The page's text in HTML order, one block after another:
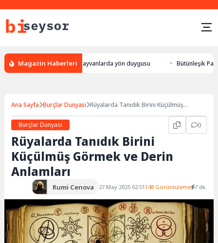
Magazin Haberleri
leylek yön bulması, hayvanlarda yön duygusu Bütünleşik
Ana Sayfa Burçlar Dunyasi Rüyalarda Tanıdık Birini Küçülmüş
Burçlar Dunyasi
0
Rüyalarda Tanıdık Birini
Küçülmüş Görmek ve Derin
Anlamları
Rumi Cenova 27 May 2025 02:51 148 Görüntüleme 7 dk.